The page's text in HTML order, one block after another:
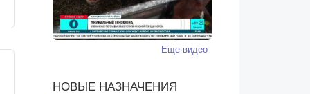
Еще видео
НОВЫЕ НАЗНАЧЕНИЯ